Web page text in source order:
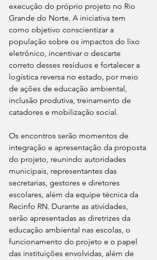
execução do próprio projeto no Rio
Grande do Norte. A iniciativa tem
como objetivo conscientizar a
população sobre os impactos do lixo
eletrônico, incentivar o descarte
correto desses resíduos e fortalecer a
logística reversa no estado, por meio
de ações de educação ambiental,
inclusão produtiva, treinamento de
catadores e mobilização social.
Os encontros serão momentos de
integração e apresentação da proposta
do projeto, reunindo autoridades
municipais, representantes das
secretarias, gestores e diretores
escolares, além da equipe técnica da
Recinfo RN. Durante as atividades,
serão apresentadas as diretrizes da
educação ambiental nas escolas, o
funcionamento do projeto e o papel
das instituições envolvidas, além de